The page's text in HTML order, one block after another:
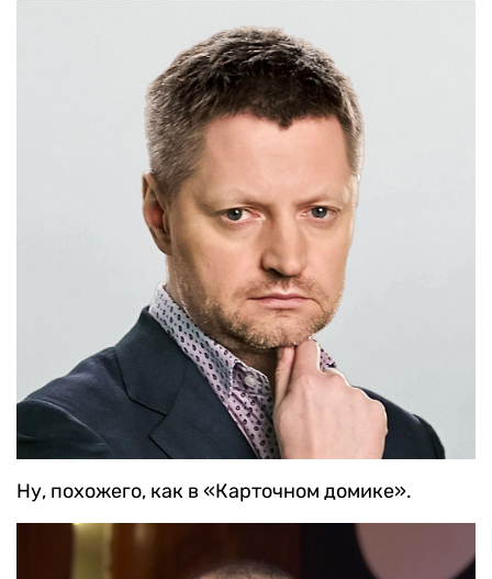
Ну, похожего, как в «Карточном домике».